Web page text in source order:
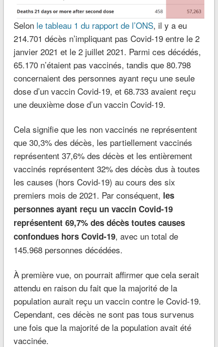
Selon le tableau 1 du rapport de l’ONS, il y a eu
214.701 décès n’impliquant pas Covid-19 entre le 2
janvier 2021 et le 2 juillet 2021. Parmi ces décédés,
65.170 n’étaient pas vaccinés, tandis que 80.798
concernaient des personnes ayant reçu une seule
dose d’un vaccin Covid-19, et 68.733 avaient reçu
une deuxième dose d’un vaccin Covid-19.
Cela signifie que les non vaccinés ne représentent
que 30,3% des décès, les partiellement vaccinés
représentent 37,6% des décès et les entièrement
vaccinés représentent 32% des décès dus à toutes
les causes (hors Covid-19) au cours des six
premiers mois de 2021. Par conséquent, les
personnes ayant reçu un vaccin Covid-19
représentent 69,7% des décès toutes causes
confondues hors Covid-19, avec un total de
145.968 personnes décédées.
À première vue, on pourrait affirmer que cela serait
attendu en raison du fait que la majorité de la
population aurait reçu un vaccin contre le Covid-19.
Cependant, ces décès ne sont pas tous survenus
une fois que la majorité de la population avait été
vaccinée.